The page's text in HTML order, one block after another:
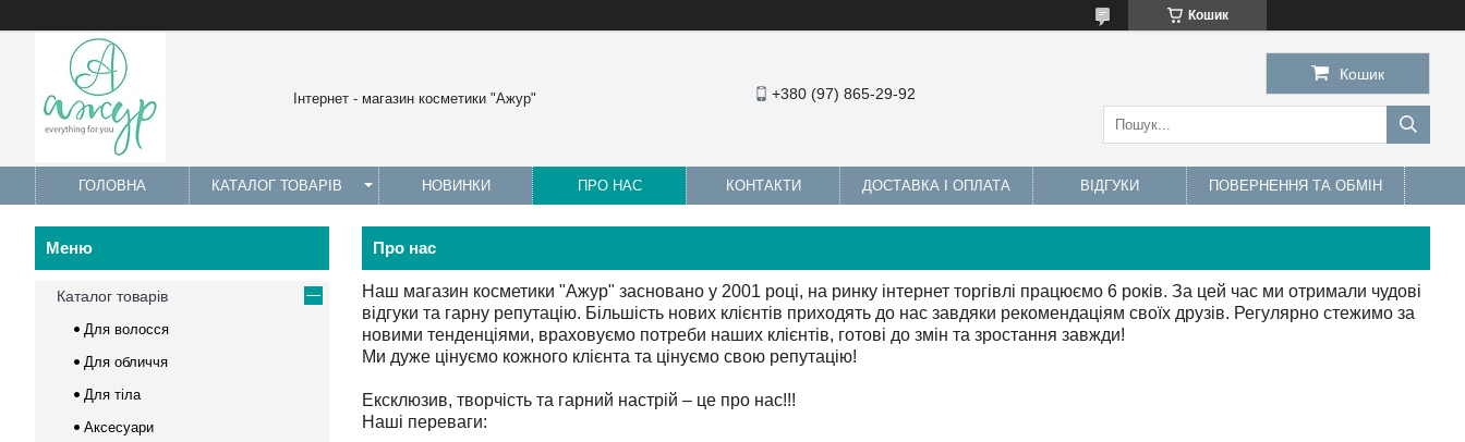
Кошик
Інтернет - магазин косметики "Ажур" +380 (97) 865-29-92
Кошик
ГОЛОВНА КАТАЛОГ ТОВАРІВ НОВИНКИ ПРО НАС КОНТАКТИ ДОСТАВКА І ОПЛАТА ВІДГУКИ ПОВЕРНЕННЯ ТА ОБМІН
Про нас
Наш магазин косметики "Ажур" засновано у 2001 році, на ринку інтернет торгівлі працюємо 6 років. За цей час ми отримали чудові
відгуки та гарну репутацію. Більшість нових клієнтів приходять до нас завдяки рекомендаціям своїх друзів. Регулярно стежимо за
новими тенденціями, враховуємо потреби наших клієнтів, готові до змін та зростання завжди!
Ми дуже цінуємо кожного клієнта та цінуємо свою репутацію!
Ексклюзив, творчість та гарний настрій – це про нас!!!
Наші переваги:
Каталог товарів
Для волосся
Для обличчя
Для тіла
Аксесуари